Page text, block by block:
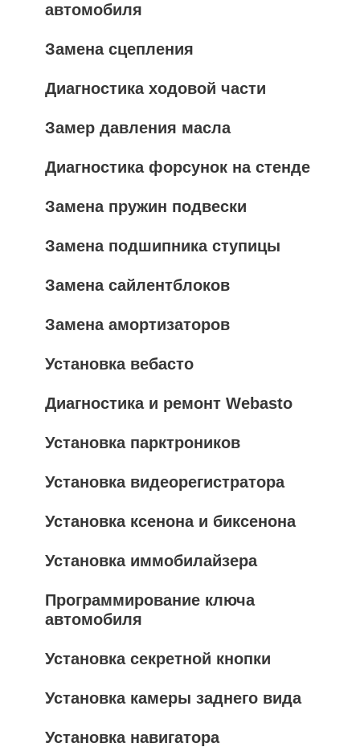
автомобиля
Замена сцепления
Диагностика ходовой части
Замер давления масла
Диагностика форсунок на стенде
Замена пружин подвески
Замена подшипника ступицы
Замена сайлентблоков
Замена амортизаторов
Установка вебасто
Диагностика и ремонт Webasto
Установка парктроников
Установка видеорегистратора
Установка ксенона и биксенона
Установка иммобилайзера
Программирование ключа
автомобиля
Установка секретной кнопки
Установка камеры заднего вида
Установка навигатора